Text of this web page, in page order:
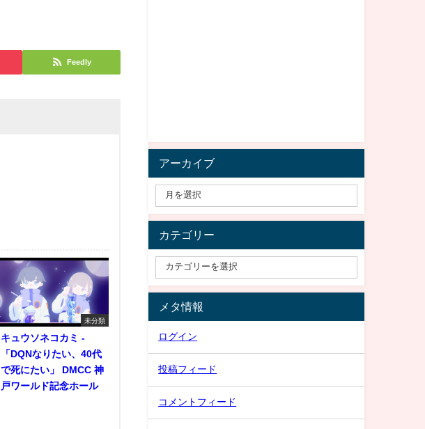
Feedly
未分類
キュウソネコカミ -
「DQNなりたい、40代
で死にたい」 DMCC 神
戸ワールド記念ホール
アーカイブ
カテゴリー
メタ情報
ログイン
投稿フィード
コメントフィード